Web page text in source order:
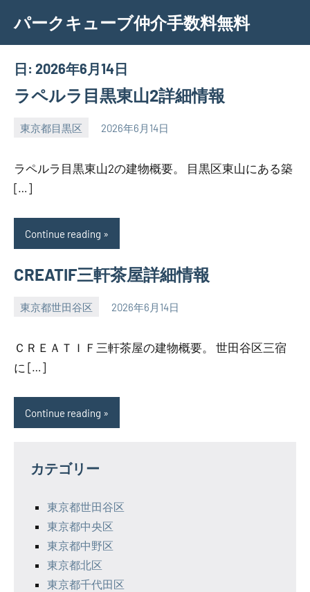
content
パークキューブ仲介手数料無料
日: 2026年6月14日
ラペルラ目黒東山2詳細情報
東京都目黒区 2026年6月14日
SEZIMO
ラペルラ目黒東山2の建物概要。 目黒区東山にある築
[…]
Continue reading
CREATIF三軒茶屋詳細情報
東京都世田谷区 2026年6月14日
SEZIMO
ＣＲＥＡＴＩＦ三軒茶屋の建物概要。 世田谷区三宿
に […]
Continue reading
カテゴリー
東京都世田谷区
東京都中央区
東京都中野区
東京都北区
東京都千代田区